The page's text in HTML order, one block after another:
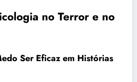
no Terror e no
Ser Eficaz em Histórias